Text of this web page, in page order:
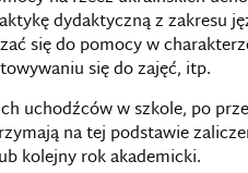
dydaktyczną z zakresu
się do pomocy w
się do zajęć, itp.
uchodźców w szkole, po
na tej podstawie
kolejny rok akademicki.